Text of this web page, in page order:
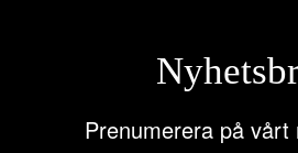
Prenumerera på vårt